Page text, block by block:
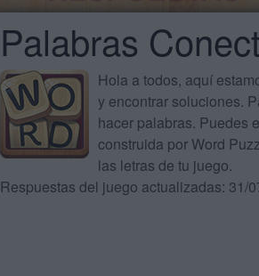
Palabras
Hola a todos, aquí
y encontrar soluciones.
hacer palabras. Puedes
construida por Word
las letras de tu juego.
Respuestas del juego actualizadas: 31/